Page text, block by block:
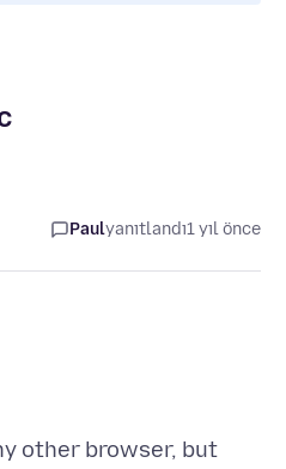
Paulyanıtlandı1 yıl önce
other browser, but